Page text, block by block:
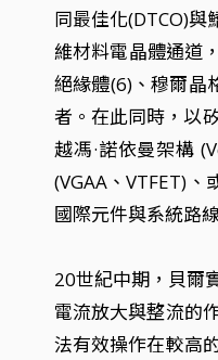
同最佳化(DTCO)
維材料電晶體通道
絕緣體(6)、穆爾晶
者。在此同時，以
越馮·諾依曼架構
(VGAA、VTFET)
國際元件與系統路
20世紀中期，貝爾
電流放大與整流的
法有效操作在較高